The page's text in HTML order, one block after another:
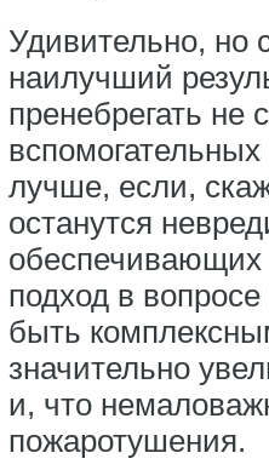
Удивительно, но
наилучший
пренебрегать не
лучше, если,
останутся
обеспечивающих
подход в
быть
значительно
и, что
пожаротушения.